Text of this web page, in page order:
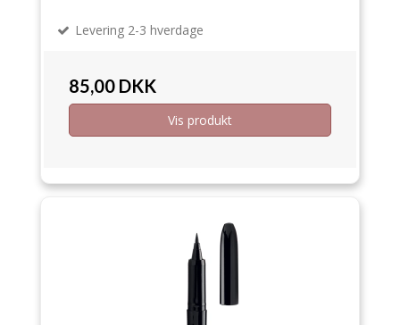
Levering 2-3 hverdage
85,00 DKK
Vis produkt